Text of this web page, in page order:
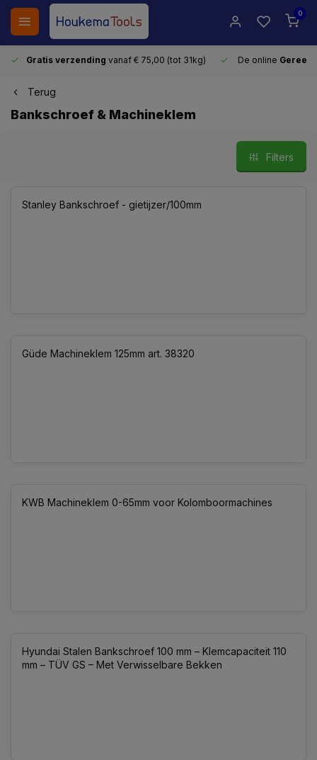
0
Gratis verzending vanaf € 75,00 (tot 31kg) De online
Terug
Bankschroef & Machineklem
Filters
Stanley Bankschroef - gietijzer/100mm
Güde Machineklem 125mm art. 38320
KWB Machineklem 0-65mm voor Kolomboormachines
Hyundai Stalen Bankschroef 100 mm – Klemcapaciteit 110
mm – TÜV GS – Met Verwisselbare Bekken